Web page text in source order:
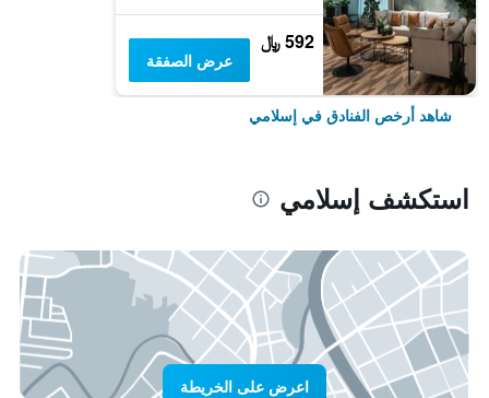
592 ﷼
عرض الصفقة
شاهد أرخص الفنادق في إسلامي
استكشف إسلامي
اعرض على الخريطة